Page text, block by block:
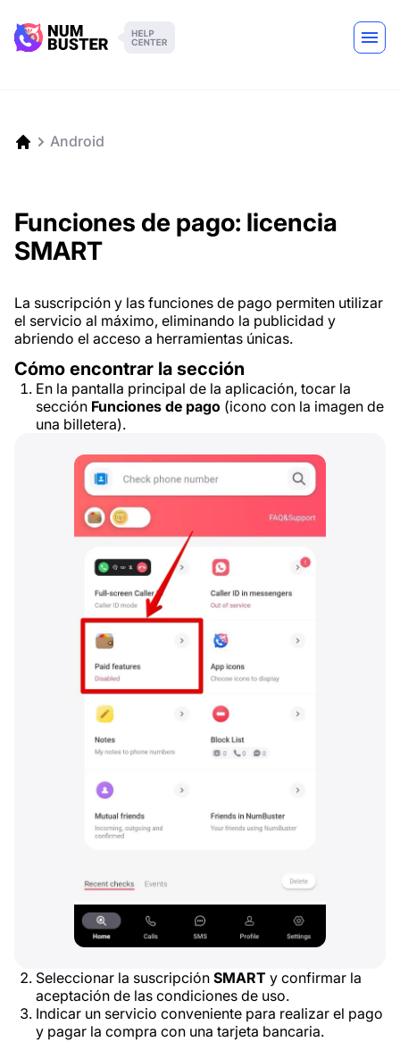
Android
Funciones de pago: licencia
SMART
La suscripción y las funciones de pago permiten utilizar
el servicio al máximo, eliminando la publicidad y
abriendo el acceso a herramientas únicas.
Cómo encontrar la sección
En la pantalla principal de la aplicación, tocar la
sección Funciones de pago (icono con la imagen de
una billetera).
Seleccionar la suscripción SMART y confirmar la
aceptación de las condiciones de uso.
Indicar un servicio conveniente para realizar el pago
y pagar la compra con una tarjeta bancaria.